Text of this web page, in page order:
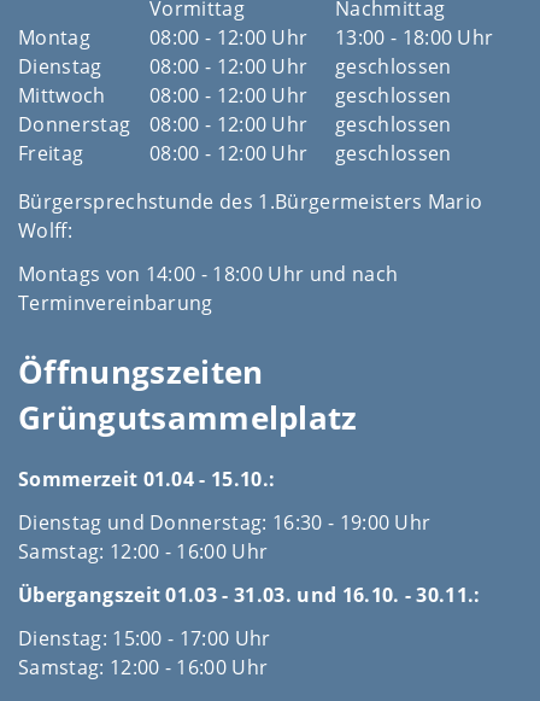
Vormittag
Nachmittag
Montag
08:00 - 12:00 Uhr
13:00 - 18:00 Uhr
Dienstag
08:00 - 12:00 Uhr
geschlossen
Mittwoch
08:00 - 12:00 Uhr
geschlossen
Donnerstag
08:00 - 12:00 Uhr
geschlossen
Freitag
08:00 - 12:00 Uhr
geschlossen
Bürgersprechstunde des 1.Bürgermeisters Mario
Wolff:
Montags von 14:00 - 18:00 Uhr und nach
Terminvereinbarung
Öffnungszeiten
Grüngutsammelplatz
Sommerzeit 01.04 - 15.10.:
Dienstag und Donnerstag: 16:30 - 19:00 Uhr
Samstag: 12:00 - 16:00 Uhr
Übergangszeit 01.03 - 31.03. und 16.10. - 30.11.:
Dienstag: 15:00 - 17:00 Uhr
Samstag: 12:00 - 16:00 Uhr